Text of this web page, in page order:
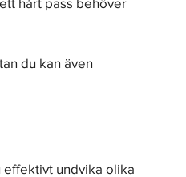
du kan även
effektivt undvika olika